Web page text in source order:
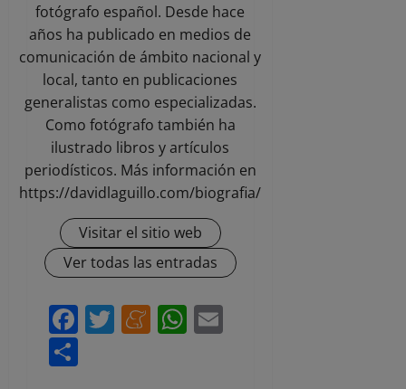
fotógrafo español. Desde hace
años ha publicado en medios de
comunicación de ámbito nacional y
local, tanto en publicaciones
generalistas como especializadas.
Como fotógrafo también ha
ilustrado libros y artículos
periodísticos. Más información en
https://davidlaguillo.com/biografia/
Visitar el sitio web
Ver todas las entradas
Facebook
Twitter
Meneame
WhatsApp